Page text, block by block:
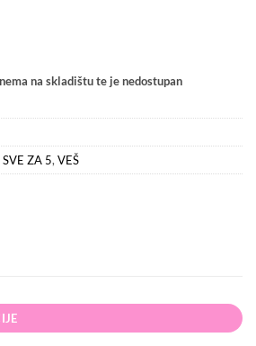
na skladištu te je nedostupan
SVE ZA 5,VEŠ